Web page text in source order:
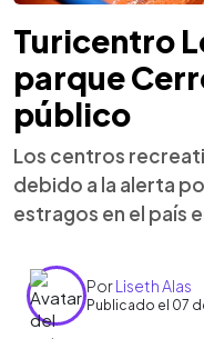
Turicentro
parque
público
Los centros
debido a la alerta
estragos en el país
PorLiseth Alas
Publicado el 07